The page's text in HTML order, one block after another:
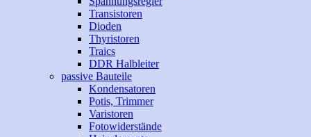
Transistoren
Dioden
Thyristoren
Traics
DDR Halbleiter
passive Bauteile
Kondensatoren
Potis, Trimmer
Varistoren
Fotowiderstände